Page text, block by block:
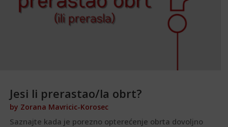
Jesi li prerastao/la obrt?
by Zorana Mavricic-Korosec
Saznajte kada je porezno opterećenje obrta dovoljno